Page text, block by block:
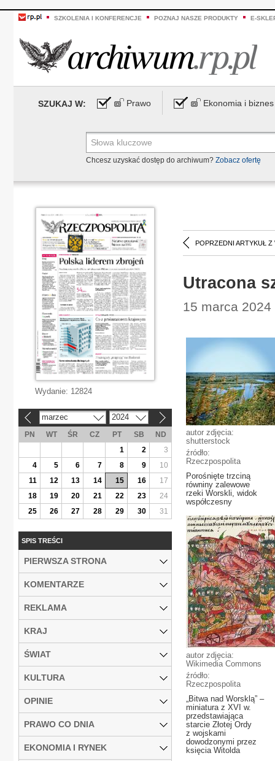
SZKOLENIA I KONFERENCJE POZNAJ NASZE PRODUKTY E-
SZUKAJ W: Prawo Ekonomia i biznes
Chcesz uzyskać dostęp do archiwum? Zobacz ofertę
POPRZEDNI ARTYKUŁ Z
Utracona
15 marca
autor zdjęcia:
shutterstock
źródło:
Rzeczpospolita
Porośnięte trzciną
równiny zalewowe
rzeki Worskli, widok
współczesny
autor zdjęcia:
Wikimedia Commons
źródło:
Rzeczpospolita
„Bitwa nad Worsklą” –
miniatura z XVI w.
przedstawiająca
starcie Złotej Ordy
z wojskami
dowodzonymi przez
księcia Witolda
Wydanie: 12824
marzec 2024
PN WT ŚR CZ PT SB
ND
1
2
3
4
5 6 7 8 9
10
11
12 13 14 15 16
17
18
19 20 21 22 23
24
25
26 27 28 29 30 31
SPIS TREŚCI
PIERWSZA STRONA
KOMENTARZE
REKLAMA
KRAJ
ŚWIAT
KULTURA
OPINIE
PRAWO CO DNIA
EKONOMIA I RYNEK